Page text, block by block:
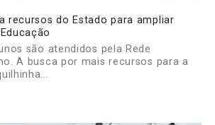
recursos do Estado para ampliar
são atendidos pela Rede
A busca por mais recursos para a